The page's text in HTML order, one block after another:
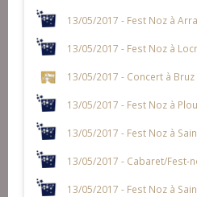
13/05/2017 - Fest Noz à
13/05/2017 - Fest Noz à
13/05/2017 - Concert à Bruz
13/05/2017 - Fest Noz à
13/05/2017 - Fest Noz à
13/05/2017 - Cabaret/Fest-
13/05/2017 - Fest Noz à